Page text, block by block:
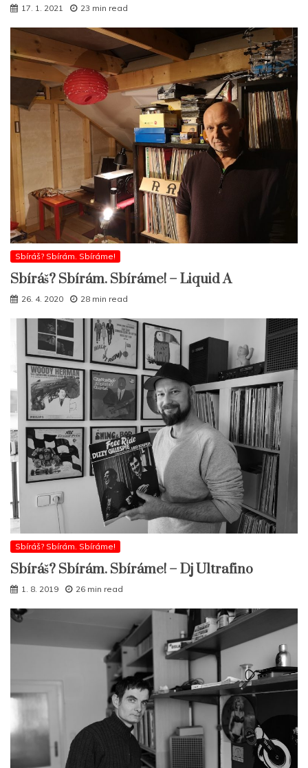
17. 1. 2021 23 min read
Sbíráš? Sbírám. Sbíráme!
Sbíráš? Sbírám. Sbíráme! – Liquid A
26. 4. 2020 28 min read
Sbíráš? Sbírám. Sbíráme!
Sbíráš? Sbírám. Sbíráme! – Dj Ultrafino
1. 8. 2019 26 min read